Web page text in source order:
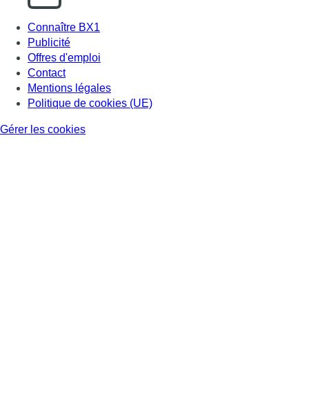
Connaître BX1
Publicité
Offres d'emploi
Contact
Mentions légales
Politique de cookies (UE)
Gérer les cookies